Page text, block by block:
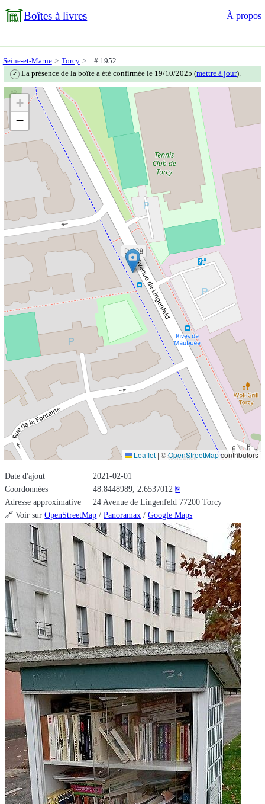
Boîtes à livres À propos
Seine-et-Marne Torcy # 1952
✓ La présence de la boîte a été confirmée le 19/10/2025 (mettre à jour).
Date d'ajout
2021-02-01
Coordonnées
48.8448989, 2.6537012 ⎘
Adresse approximative
24 Avenue de Lingenfeld 77200 Torcy
🔗 Voir surOpenStreetMap /Panoramax /Google Maps
+
−
Leaflet | ©OpenStreetMapcontributors